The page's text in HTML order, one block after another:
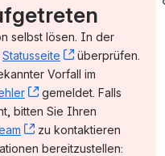
selbst lösen. In der
Statusseite , (opens new
überprüfen.
Vorfall im
, (opens new window)
gemeldet. Falls
bitten Sie Ihren
, (opens new window)
zu kontaktieren
bereitzustellen: